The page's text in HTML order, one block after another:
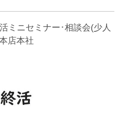
ミニセミナー･相談会(少人
店本社